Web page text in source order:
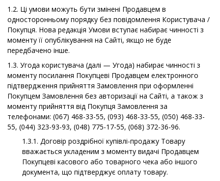
1.2. Ці умови можуть бути змінені Продавцем в
односторонньому порядку без повідомлення Користувача /
Покупця. Нова редакція Умови вступає набирає чинності з
моменту її опублікування на Сайті, якщо не буде
передбачено інше.
1.3. Угода користувача (далі — Угода) набирає чинності з
моменту посилання Покупцеві Продавцем електронного
підтвердження прийняття Замовлення при оформленні
Покупцем Замовлення без авторизації на Сайті, а також з
моменту прийняття від Покупця Замовлення за
телефонами: (067) 468-33-55, (093) 468-33-55, (050) 468-33-
55, (044) 323-93-93, (048) 775-17-55, (068) 372-36-96.
1.3.1. Договір роздрібної купівлі-продажу Товару
вважається укладеним з моменту видачі Продавцем
Покупцеві касового або товарного чека або іншого
документа, що підтверджує оплату товару.